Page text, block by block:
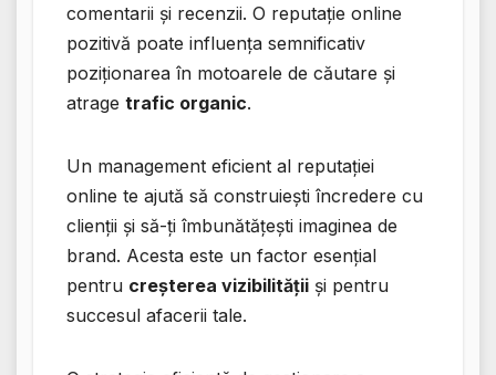
comentarii și recenzii. O reputație online
pozitivă poate influența semnificativ
poziționarea în motoarele de căutare și
atrage trafic organic.
Un management eficient al reputației
online te ajută să construiești încredere cu
clienții și să-ți îmbunătățești imaginea de
brand. Acesta este un factor esențial
pentru creșterea vizibilității și pentru
succesul afacerii tale.